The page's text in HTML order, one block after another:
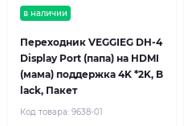
в наличии
Переходник VEGGIEG DH-4
Display Port (папа) на HDMI
(мама) поддержка 4K *2K, B
lack, Пакет
Код товара: 9638-01